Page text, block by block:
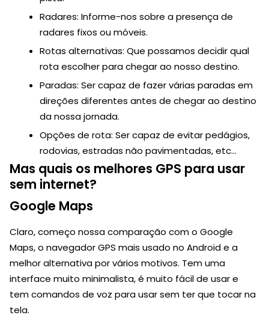
Radares: Informe-nos sobre a presença de
radares fixos ou móveis.
Rotas alternativas: Que possamos decidir qual
rota escolher para chegar ao nosso destino.
Paradas: Ser capaz de fazer várias paradas em
direções diferentes antes de chegar ao destino
da nossa jornada.
Opções de rota: Ser capaz de evitar pedágios,
rodovias, estradas não pavimentadas, etc…
Mas quais os melhores GPS para usar
sem internet?
Google Maps
Claro, começo nossa comparação com o Google
Maps, o navegador GPS mais usado no Android e a
melhor alternativa por vários motivos. Tem uma
interface muito minimalista, é muito fácil de usar e
tem comandos de voz para usar sem ter que tocar na
tela.